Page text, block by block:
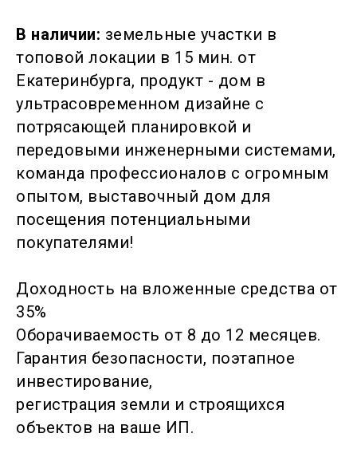
В наличии: земельные участки в
топовой локации в 15 мин. от
Екатеринбурга, продукт - дом в
ультрасовременном дизайне с
потрясающей планировкой и
передовыми инженерными системами,
команда профессионалов с огромным
опытом, выставочный дом для
посещения потенциальными
покупателями!
Доходность на вложенные средства от
35%
Оборачиваемость от 8 до 12 месяцев.
Гарантия безопасности, поэтапное
инвестирование,
регистрация земли и строящихся
объектов на ваше ИП.